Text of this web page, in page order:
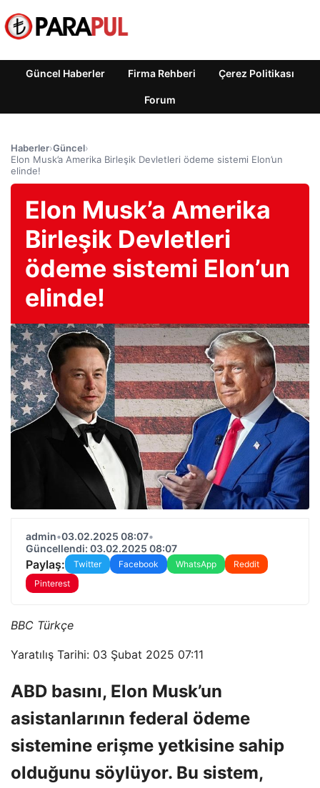
Güncel Haberler Firma Rehberi Çerez Politikası
Forum
Haberler›Güncel›
Elon Musk’a Amerika Birleşik Devletleri ödeme sistemi Elon’un
elinde!
Elon Musk’a Amerika
Birleşik Devletleri
ödeme sistemi Elon’un
elinde!
admin•03.02.2025 08:07•
Güncellendi: 03.02.2025 08:07
Paylaş: Twitter Facebook WhatsApp
Reddit
Pinterest
BBC Türkçe
Yaratılış Tarihi: 03 Şubat 2025 07:11
ABD basını, Elon Musk’un
asistanlarının federal ödeme
sistemine erişme yetkisine sahip
olduğunu söylüyor. Bu sistem,